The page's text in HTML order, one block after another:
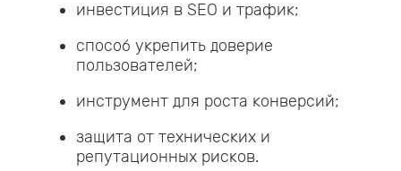
инвестиция в SEO и трафик;
способ укрепить доверие
пользователей;
инструмент для роста конверсий;
защита от технических и
репутационных рисков.